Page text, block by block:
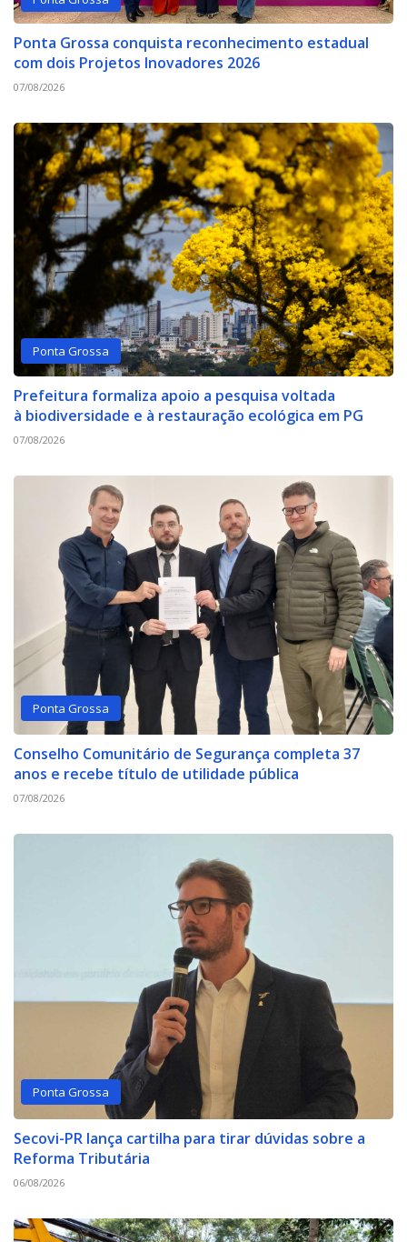
Ponta Grossa conquista reconhecimento estadual
com dois Projetos Inovadores 2026
07/08/2026
Ponta Grossa
Prefeitura formaliza apoio a pesquisa voltada
à biodiversidade e à restauração ecológica em PG
07/08/2026
Ponta Grossa
Conselho Comunitário de Segurança completa 37
anos e recebe título de utilidade pública
07/08/2026
Ponta Grossa
Secovi-PR lança cartilha para tirar dúvidas sobre a
Reforma Tributária
06/08/2026